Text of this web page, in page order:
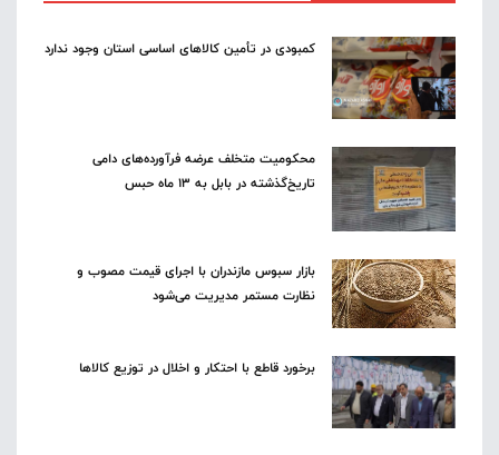
کمبودی در تأمین کالاهای اساسی استان وجود ندارد
محکومیت متخلف عرضه فرآورده‌های دامی
تاریخ‌گذشته در بابل به ۱۳ ماه حبس
بازار سبوس مازندران با اجرای قیمت مصوب و
نظارت مستمر مدیریت می‌شود
برخورد قاطع با احتکار و اخلال در توزیع کالاها